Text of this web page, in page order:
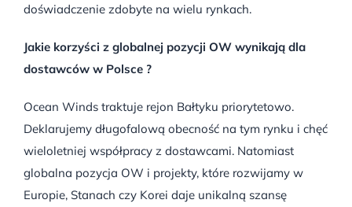
doświadczenie zdobyte na wielu rynkach.
Jakie korzyści z globalnej pozycji OW wynikają dla
dostawców w Polsce ?
Ocean Winds traktuje rejon Bałtyku priorytetowo.
Deklarujemy długofalową obecność na tym rynku i chęć
wieloletniej współpracy z dostawcami. Natomiast
globalna pozycja OW i projekty, które rozwijamy w
Europie, Stanach czy Korei daje unikalną szansę